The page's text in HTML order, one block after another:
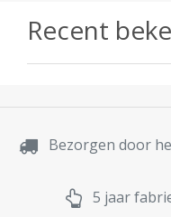
Recent
Bezorgen door
5 jaar